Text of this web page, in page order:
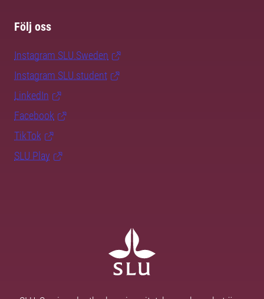
Följ oss
Instagram SLU.Sweden
Instagram SLU.student
LinkedIn
Facebook
TikTok
SLU Play